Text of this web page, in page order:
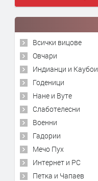
Всички вицове
Овчари
Индианци и Каубои
Годеници
Нане и Вуте
Слаботелесни
Военни
Гадории
Мечо Пух
Интернет и PC
Петка и Чапаев